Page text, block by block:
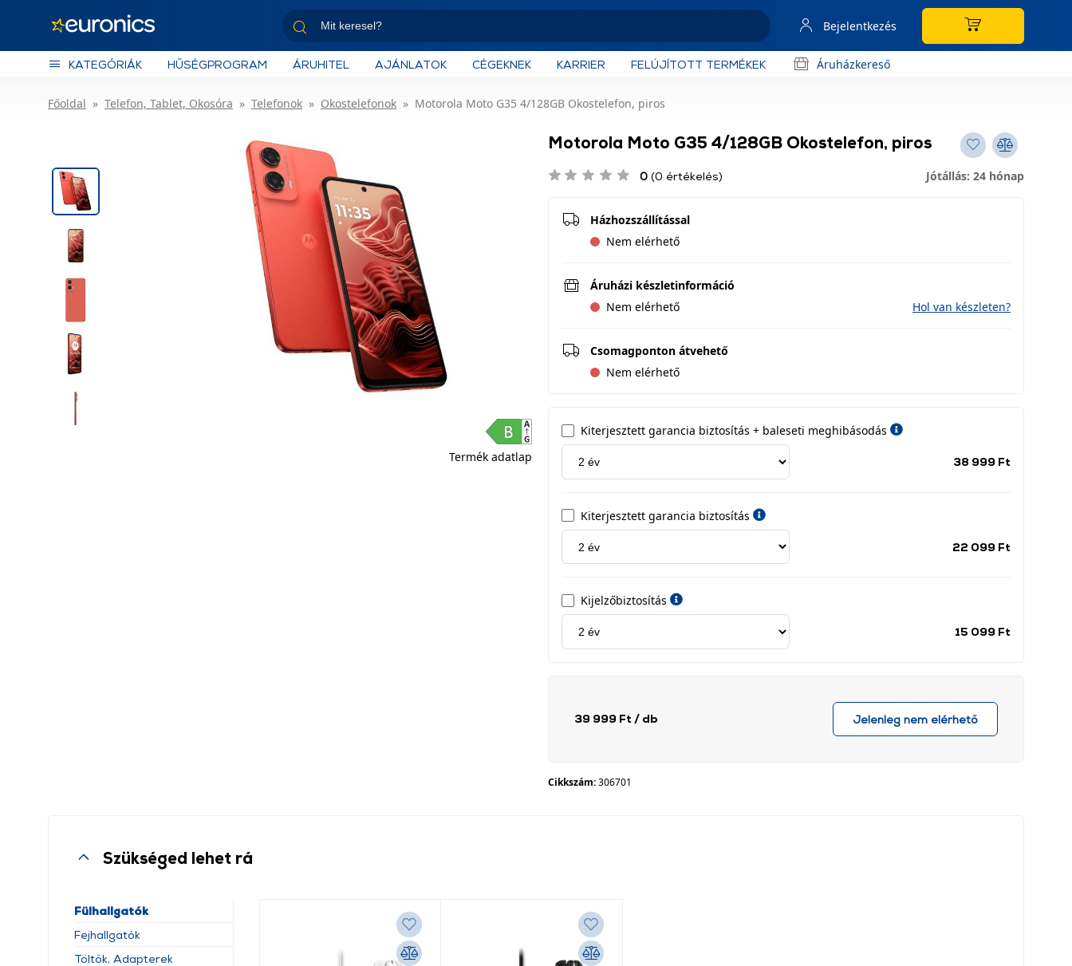
Bejelentkezés
KATEGÓRIÁK HŰSÉGPROGRAM ÁRUHITEL AJÁNLATOK CÉGEKNEK KARRIER FELÚJÍTOTT TERMÉKEK Áruházkereső
Főoldal Telefon, Tablet, Okosóra Telefonok Okostelefonok Motorola Moto G35 4/128GB Okostelefon, piros
Termék adatlap
Motorola Moto G35 4/128GB Okostelefon, piros
0 (0 értékelés) Jótállás: 24 hónap
Házhozszállítással
Nem elérhető
Áruházi készletinformáció
Nem elérhető
Hol van készleten?
Csomagponton átvehető
Nem elérhető
Kiterjesztett garancia biztosítás + baleseti meghibásodás
időszak
38 999 Ft
Kiterjesztett garancia biztosítás
időszak
22 099 Ft
Kijelzőbiztosítás
időszak
15 099 Ft
39 999 Ft / db Jelenleg nem elérhető
Cikkszám:306701
Szükséged lehet rá
Fülhallgatók
Fejhallgatók
Töltők, Adapterek